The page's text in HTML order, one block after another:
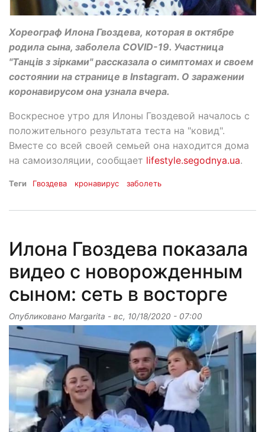
Хореограф Илона Гвоздева, которая в октябре
родила сына, заболела COVID-19. Участница
"Танців з зірками" рассказала о симптомах и своем
состоянии на странице в Instagram. О заражении
коронавирусом она узнала вчера.
Воскресное утро для Илоны Гвоздевой началось с
положительного результата теста на "ковид".
Вместе со всей своей семьей она находится дома
на самоизоляции, сообщает lifestyle.segodnya.ua.
Теги Гвоздева кронавирус заболеть
Илона Гвоздева показала
видео с новорожденным
сыном: сеть в восторге
Опубликовано Margarita - вс, 10/18/2020 - 07:00